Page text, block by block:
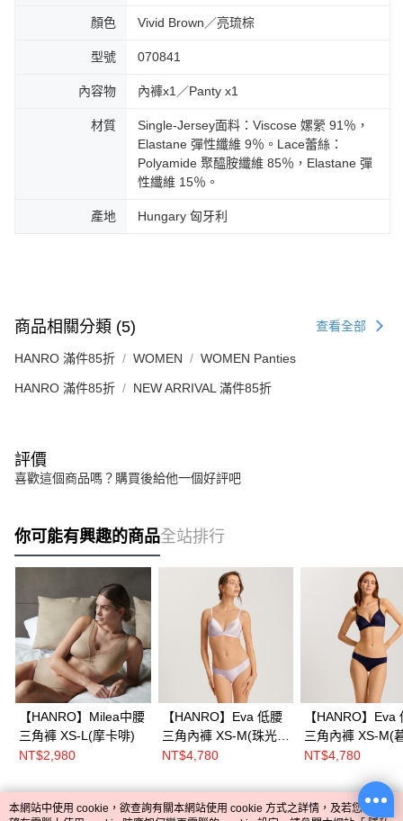
顏色 Vivid Brown／亮琉棕
型號 070841
內容物 內褲x1／Panty x1
材質
Single-Jersey面料：Viscose 嫘縈 91％，
Elastane 彈性纖維 9％。Lace蕾絲：
Polyamide 聚醯胺纖維 85％，Elastane 彈
性纖維 15％。
產地 Hungary 匈牙利
商品相關分類 (5) 查看全部
HANRO 滿件85折 WOMEN WOMEN Panties
HANRO 滿件85折 NEW ARRIVAL 滿件85折
評價
喜歡這個商品嗎？購買後給他一個好評吧
你可能有興趣的商品全站排行
【HANRO】Milea中腰
三角褲 XS-L(摩卡啡)
NT$2,980
【HANRO】Eva 低腰
三角內褲 XS-M(珠光
紫)
NT$4,780
【HANRO】Eva
三角內褲 XS-M(
藍)
NT$4,780
本網站中使用 cookie，欲查詢有關本網站使用 cookie 方式之詳情，及若您不希